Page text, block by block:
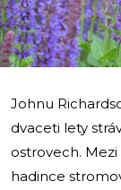
Johnu
dvaceti lety
ostrovech.
hadince